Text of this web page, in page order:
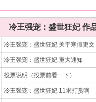
冷王强宠：盛世狂妃 作
冷王强宠：盛世狂妃 关于寒假更文
冷王强宠：盛世狂妃 重大通知
投票说明（投票前看一下）
冷王强宠：盛世狂妃 11求打赏啊